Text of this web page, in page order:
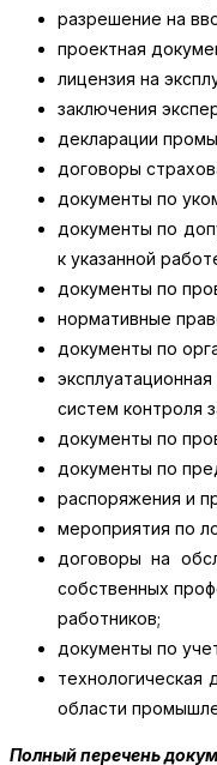
разрешение на
проектная
лицензия на
заключения
декларации
договоры
документы по
документы по
к указанной
документы по
нормативные
документы по
систем контроля
документы по
документы по
распоряжения и
мероприятия по
договоры на
собственных
работников;
документы по
области
Полный перечень